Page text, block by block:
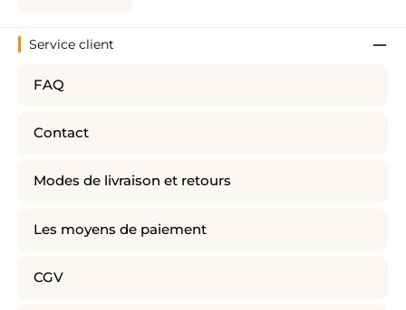
Service client
FAQ
Contact
Modes de livraison et retours
Les moyens de paiement
CGV